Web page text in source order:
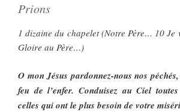
Prions
1 dizaine du chapelet (Notre Père… 10
Gloire au Père…)
O mon Jésus pardonnez-nous nos
feu de l’enfer. Conduisez au Ciel
celles qui ont le plus besoin de votre